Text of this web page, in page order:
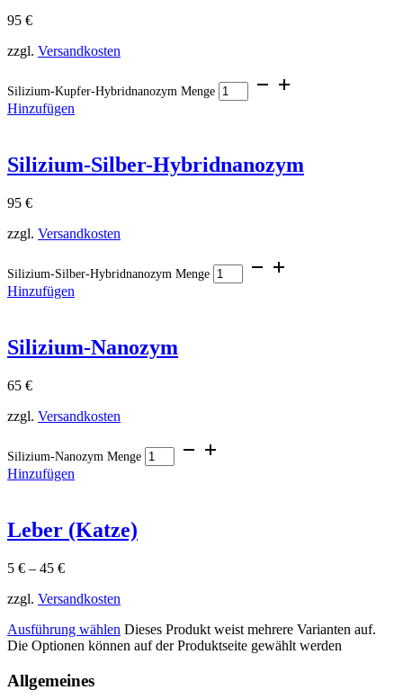
95 €
zzgl. Versandkosten
Silizium-Kupfer-Hybridnanozym Menge
Hinzufügen
Silizium-Silber-Hybridnanozym
95 €
zzgl. Versandkosten
Silizium-Silber-Hybridnanozym Menge
Hinzufügen
Silizium-Nanozym
65 €
zzgl. Versandkosten
Silizium-Nanozym Menge
Hinzufügen
Leber (Katze)
5 € – 45 €
zzgl. Versandkosten
Ausführung wählen Dieses Produkt weist mehrere Varianten auf.
Die Optionen können auf der Produktseite gewählt werden
Allgemeines